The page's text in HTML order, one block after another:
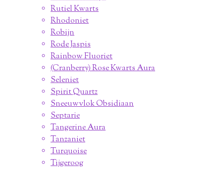
Rutiel Kwarts
Rhodoniet
Robijn
Rode Jaspis
Rainbow Fluoriet
(Cranberry) Rose Kwarts Aura
Seleniet
Spirit Quartz
Sneeuwvlok Obsidiaan
Septarie
Tangerine Aura
Tanzaniet
Turquoise
Tijgeroog